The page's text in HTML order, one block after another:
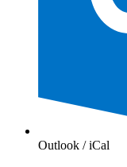
Outlook / iCal